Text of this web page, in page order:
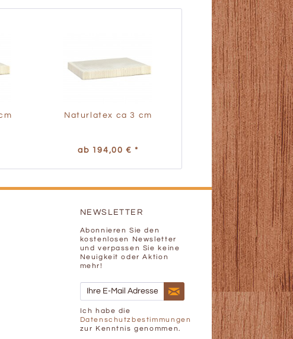
Naturlatex ca 3 cm
ab 194,00 € *
NEWSLETTER
Abonnieren Sie den
kostenlosen Newsletter
und verpassen Sie keine
Neuigkeit oder Aktion
mehr!
Ich habe die
Datenschutzbestimmungen
zur Kenntnis genommen.